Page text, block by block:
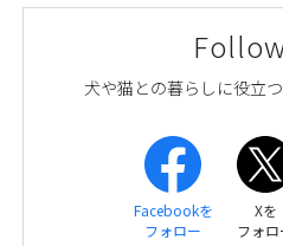
犬や猫との暮らしに役立
Facebookを
フォロー
Xを
フォロ